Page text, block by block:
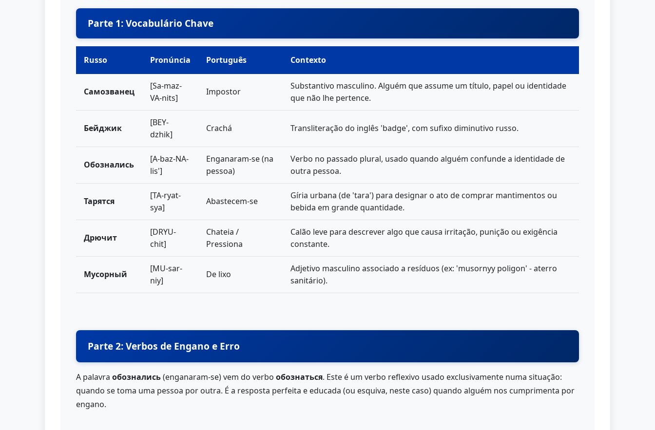
Parte 1: Vocabulário Chave
Russo Pronúncia Português Contexto
Самозванец
[Sa-maz-
VA-nits]
Impostor
Substantivo masculino. Alguém que assume um título, papel ou identidade
que não lhe pertence.
Бейджик
[BEY-
dzhik]
Crachá Transliteração do inglês 'badge', com sufixo diminutivo russo.
Обознались
[A-baz-NA-
lis']
Enganaram-se (na
pessoa)
Verbo no passado plural, usado quando alguém confunde a identidade de
outra pessoa.
Тарятся
[TA-ryat-
sya]
Abastecem-se
Gíria urbana (de 'tara') para designar o ato de comprar mantimentos ou
bebida em grande quantidade.
Дрючит
[DRYU-
chit]
Chateia /
Pressiona
Calão leve para descrever algo que causa irritação, punição ou exigência
constante.
Мусорный
[MU-sar-
niy]
De lixo
Adjetivo masculino associado a resíduos (ex: 'musornyy poligon' - aterro
sanitário).
Parte 2: Verbos de Engano e Erro
A palavra обознались(enganaram-se) vem do verbo обознаться. Este é um verbo reflexivo usado exclusivamente numa situação:
quando se toma uma pessoa por outra. É a resposta perfeita e educada (ou esquiva, neste caso) quando alguém nos cumprimenta por
engano.